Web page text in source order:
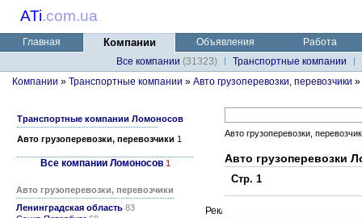
ATi.com.ua
Главная Компании Объявления
Работа
Все компании (31323)
Транспортные компании
Компании » Транспортные компании » Авто грузоперевозки, перевозчики »
Транспортные компании Ломоносов
Авто грузоперевозки, перевозчики 1
Все компании Ломоносов 1
Авто грузоперевозки, перевозчики
Ленинградская область 83
Авто грузоперевозки,
Авто грузоперевозки
Стр. 1